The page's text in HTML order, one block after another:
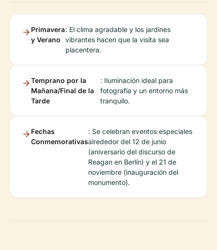
Primavera
y Verano
: El clima agradable y los jardines
vibrantes hacen que la visita sea
placentera.
Temprano por la
Mañana/Final de la
Tarde
: Iluminación ideal para
fotografía y un entorno más
tranquilo.
Fechas
Conmemorativas
: Se celebran eventos especiales
alrededor del 12 de junio
(aniversario del discurso de
Reagan en Berlín) y el 21 de
noviembre (inauguración del
monumento).